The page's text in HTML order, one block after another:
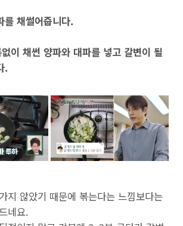
채썰어줍니다.
이 채썬 양파와 대파를 넣고 갈변이 될
.
지 않았기 때문에 볶는다는 느낌보다는
네요.